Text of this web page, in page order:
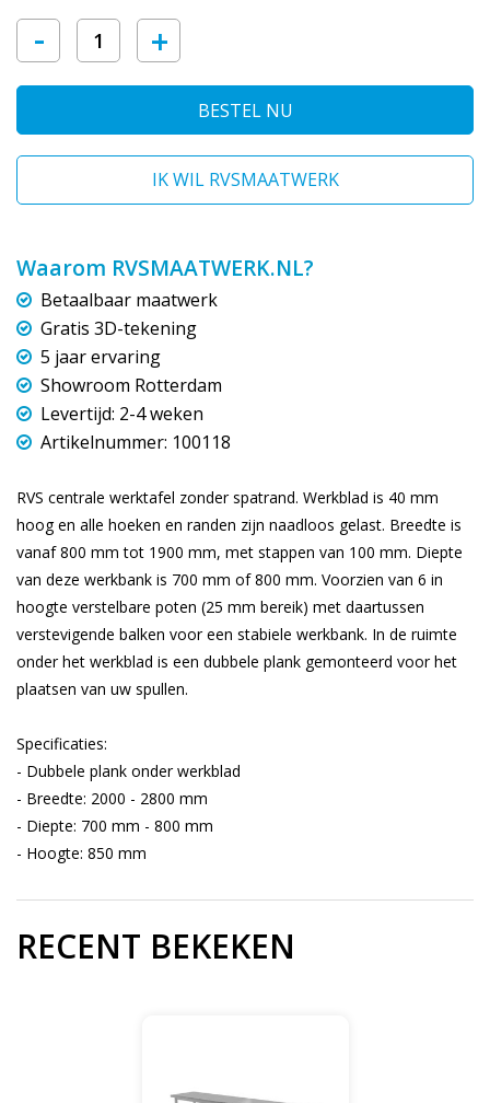
- +
BESTEL NU
IK WIL RVSMAATWERK
Waarom RVSMAATWERK.NL?
Betaalbaar maatwerk
Gratis 3D-tekening
5 jaar ervaring
Showroom Rotterdam
Levertijd: 2-4 weken
Artikelnummer: 100118
RVS centrale werktafel zonder spatrand. Werkblad is 40 mm
hoog en alle hoeken en randen zijn naadloos gelast. Breedte is
vanaf 800 mm tot 1900 mm, met stappen van 100 mm. Diepte
van deze werkbank is 700 mm of 800 mm. Voorzien van 6 in
hoogte verstelbare poten (25 mm bereik) met daartussen
verstevigende balken voor een stabiele werkbank. In de ruimte
onder het werkblad is een dubbele plank gemonteerd voor het
plaatsen van uw spullen.
Specificaties:
- Dubbele plank onder werkblad
- Breedte: 2000 - 2800 mm
- Diepte: 700 mm - 800 mm
- Hoogte: 850 mm
RECENT BEKEKEN